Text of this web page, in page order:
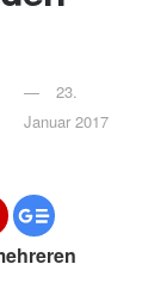
23.
Januar 2017